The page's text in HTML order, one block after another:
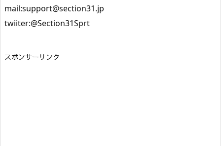
mail:support@section31.jp
スポンサーリンク